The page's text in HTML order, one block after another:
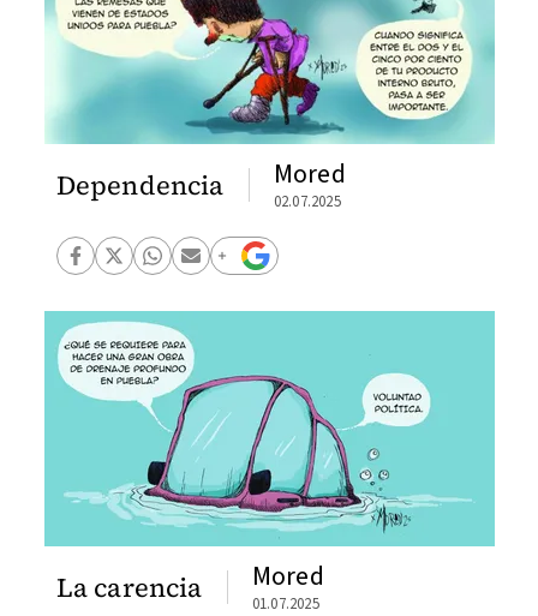
Dependencia Mored
02.07.2025
La carencia Mored
01.07.2025